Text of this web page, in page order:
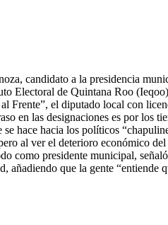
candidato a la presidencia
Electoral de Quintana Roo
Frente”, el diputado local con
en las designaciones es por los
se hace hacia los políticos
al ver el deterioro económico
como presidente municipal,
añadiendo que la gente “entiende